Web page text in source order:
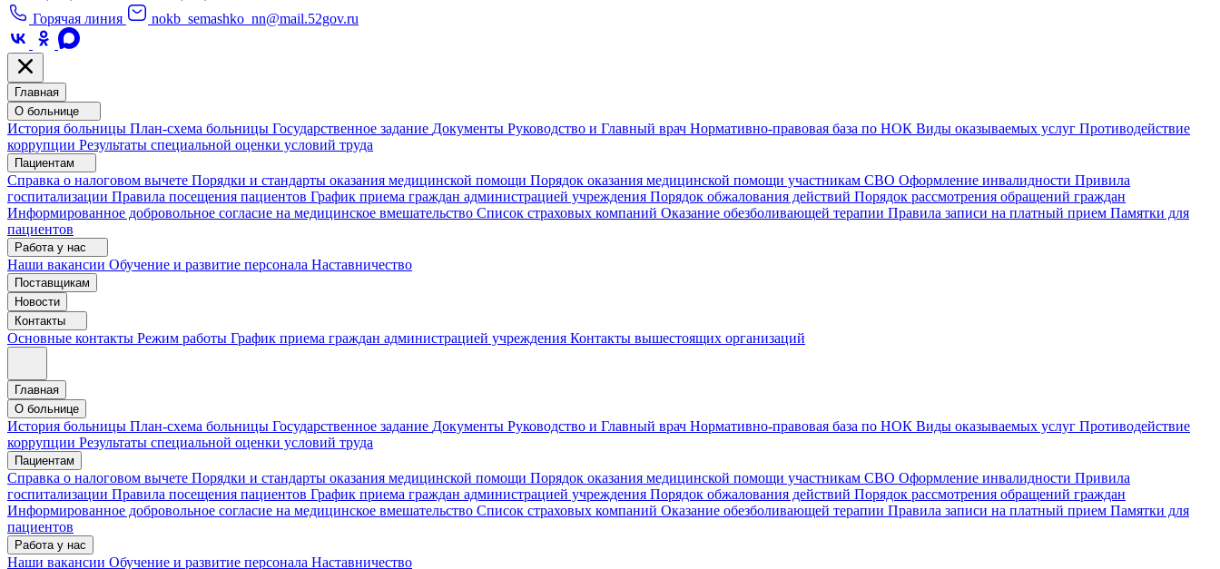
Горячая линия
nokb_semashko_nn@mail.52gov.ru
Главная
О больнице
История больницы План-схема больницы Государственное задание Документы Руководство и Главный врач Нормативно-правовая база по НОК Виды оказываемых услуг Противодействие
коррупции Результаты специальной оценки условий труда
Пациентам
Справка о налоговом вычете Порядки и стандарты оказания медицинской помощи Порядок оказания медицинской помощи участникам СВО Оформление инвалидности Привила
госпитализации Правила посещения пациентов График приема граждан администрацией учреждения Порядок обжалования действий Порядок рассмотрения обращений граждан
Информированное добровольное согласие на медицинское вмешательство Список страховых компаний Оказание обезболивающей терапии Правила записи на платный прием Памятки для
пациентов
Работа у нас
Наши вакансии Обучение и развитие персонала Наставничество
Поставщикам
Новости
Контакты
Основные контакты Режим работы График приема граждан администрацией учреждения Контакты вышестоящих организаций
Главная
О больнице
История больницы План-схема больницы Государственное задание Документы Руководство и Главный врач Нормативно-правовая база по НОК Виды оказываемых услуг Противодействие
коррупции Результаты специальной оценки условий труда
Пациентам
Справка о налоговом вычете Порядки и стандарты оказания медицинской помощи Порядок оказания медицинской помощи участникам СВО Оформление инвалидности Привила
госпитализации Правила посещения пациентов График приема граждан администрацией учреждения Порядок обжалования действий Порядок рассмотрения обращений граждан
Информированное добровольное согласие на медицинское вмешательство Список страховых компаний Оказание обезболивающей терапии Правила записи на платный прием Памятки для
пациентов
Работа у нас
Наши вакансии Обучение и развитие персонала Наставничество